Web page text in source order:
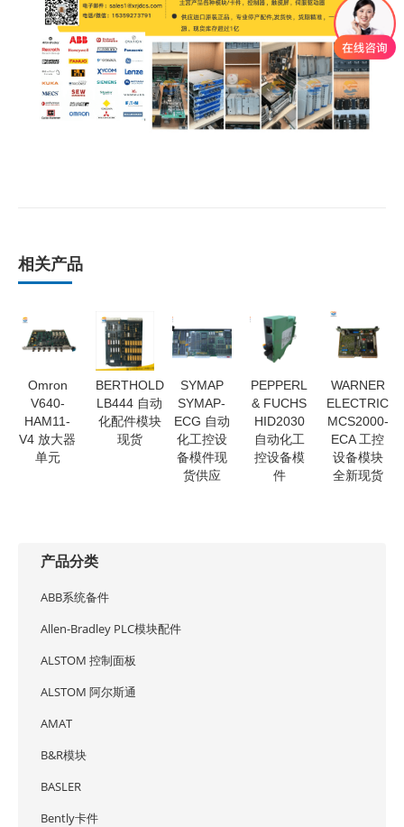
相关产品
Omron
V640-
HAM11-
V4 放大器
单元
BERTHOLD
LB444 自动
化配件模块
现货
SYMAP
SYMAP-
ECG 自动
化工控设
备模件现
货供应
PEPPERL
& FUCHS
HID2030
自动化工
控设备模
件
WARNER
ELECTRIC
MCS2000-
ECA 工控
设备模块
全新现货
产品分类
ABB系统备件
Allen-Bradley PLC模块配件
ALSTOM 控制面板
ALSTOM 阿尔斯通
AMAT
B&R模块
BASLER
Bently卡件